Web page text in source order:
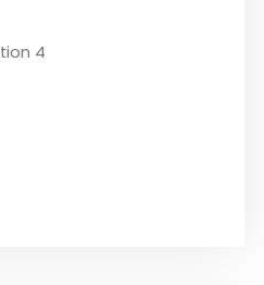
aunque en
Sony presenta
Ghost of Tsushima
4